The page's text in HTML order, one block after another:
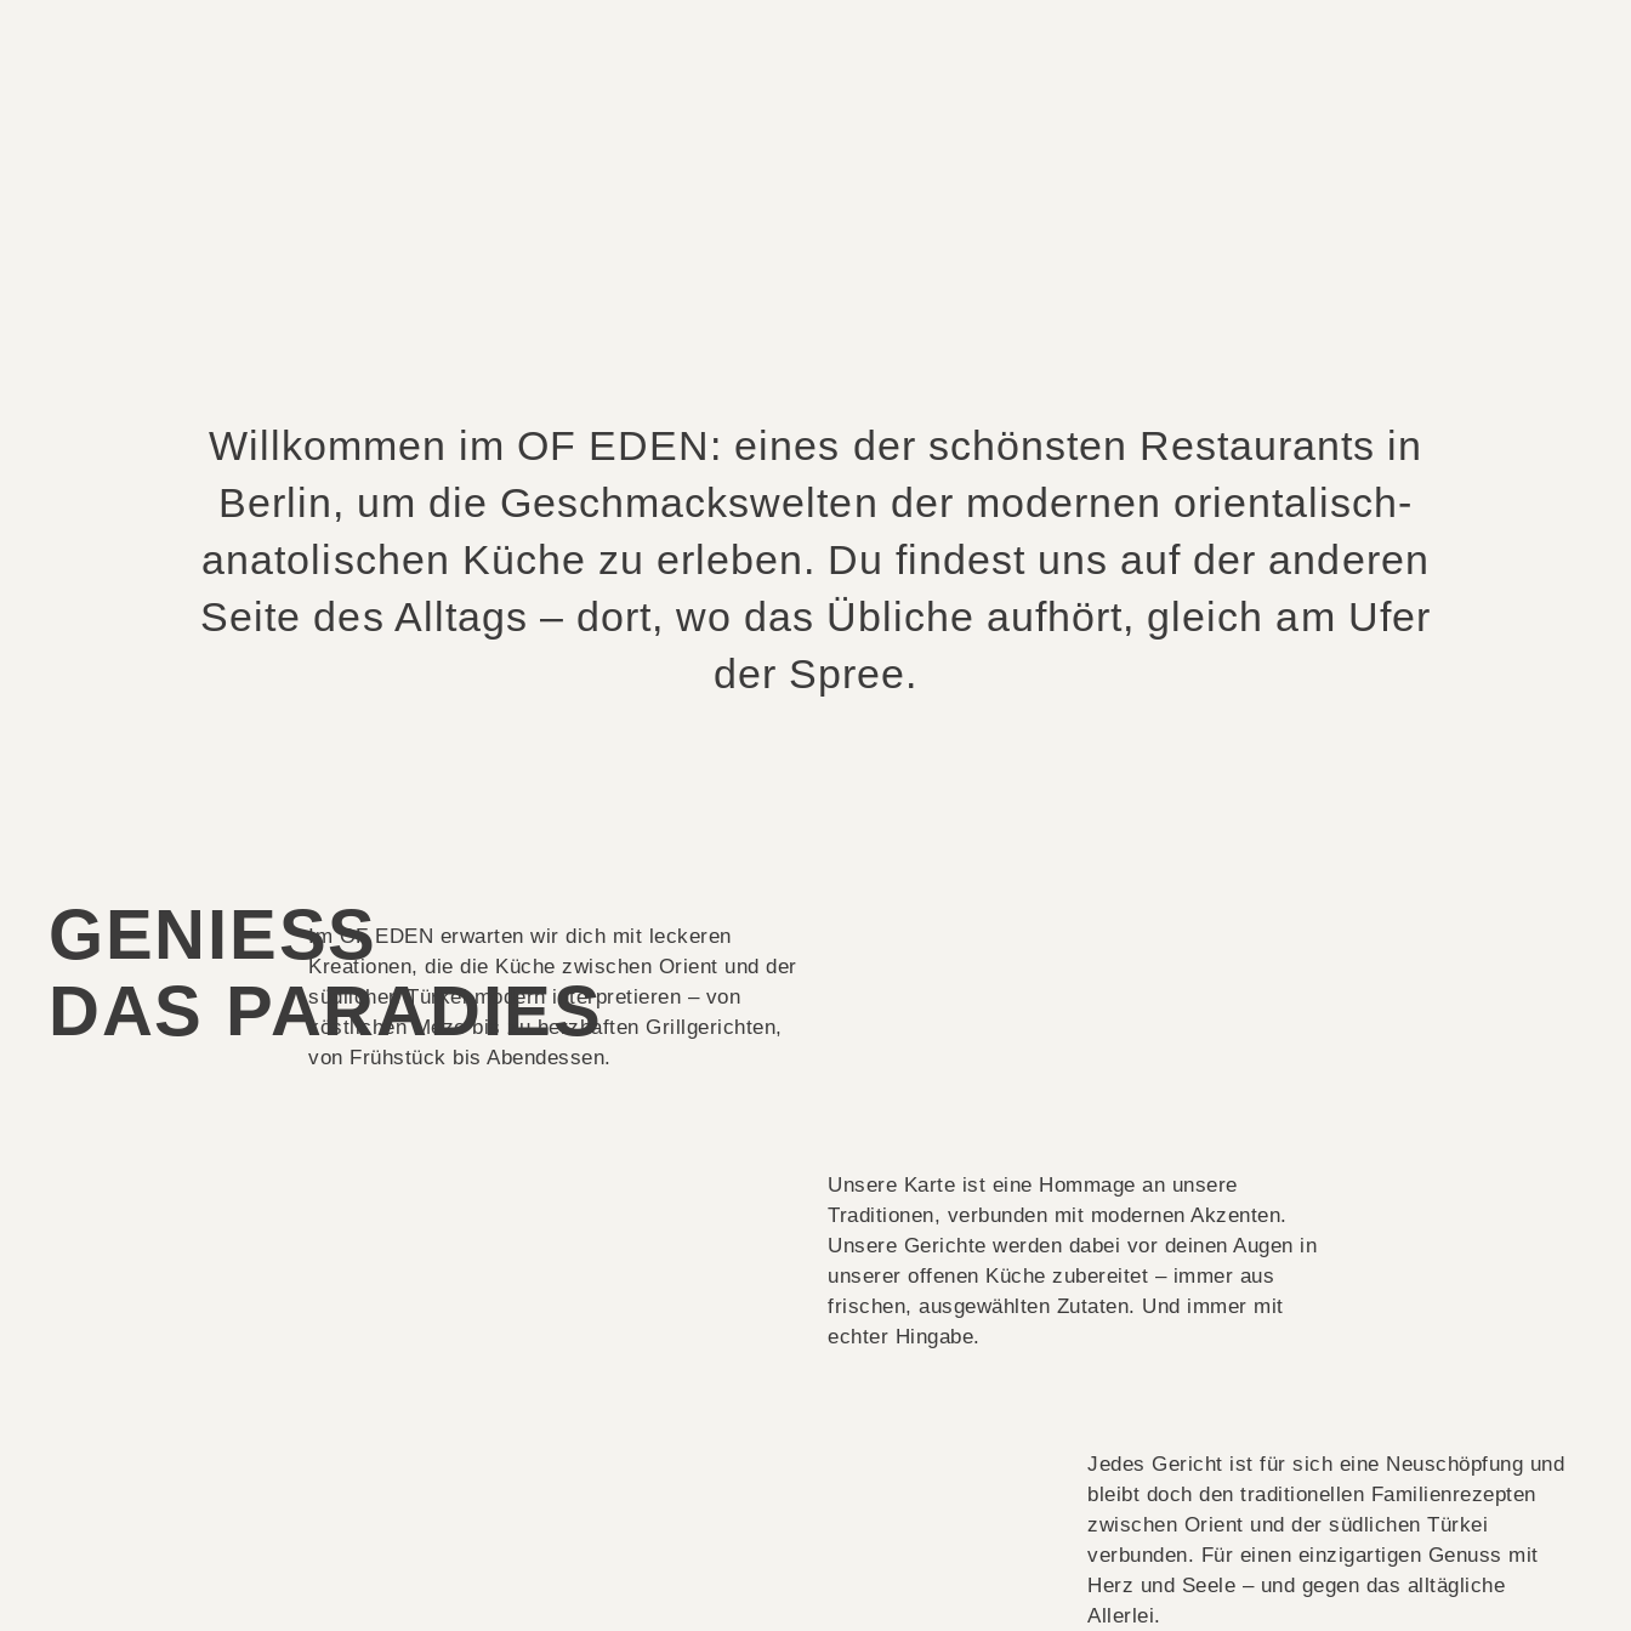
Willkommen im OF EDEN: eines der schönsten Restaurants in
Berlin, um die Geschmackswelten der modernen orientalisch-
anatolischen Küche zu erleben. Du findest uns auf der anderen
Seite des Alltags – dort, wo das Übliche aufhört, gleich am Ufer
der Spree.
GENIESS
DAS PARADIES
Im OF EDEN erwarten wir dich mit leckeren
Kreationen, die die Küche zwischen Orient und der
südlichen Türkei modern interpretieren – von
köstlichen Meze bis zu herzhaften Grillgerichten,
von Frühstück bis Abendessen.
Unsere Karte ist eine Hommage an unsere
Traditionen, verbunden mit modernen Akzenten.
Unsere Gerichte werden dabei vor deinen Augen in
unserer offenen Küche zubereitet – immer aus
frischen, ausgewählten Zutaten. Und immer mit
echter Hingabe.
Jedes Gericht ist für sich eine Neuschöpfung und
bleibt doch den traditionellen Familienrezepten
zwischen Orient und der südlichen Türkei
verbunden. Für einen einzigartigen Genuss mit
Herz und Seele – und gegen das alltägliche
Allerlei.